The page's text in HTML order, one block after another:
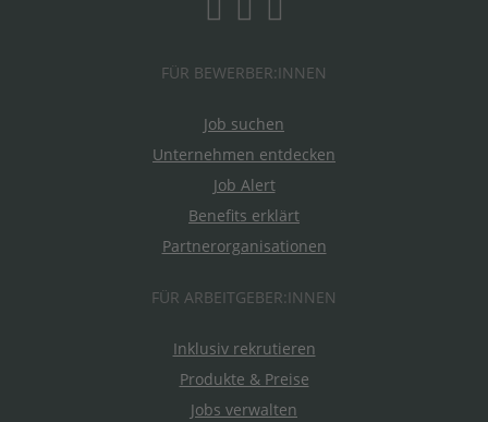
FÜR BEWERBER:INNEN
Job suchen
Unternehmen entdecken
Job Alert
Benefits erklärt
Partnerorganisationen
FÜR ARBEITGEBER:INNEN
Inklusiv rekrutieren
Produkte & Preise
Jobs verwalten